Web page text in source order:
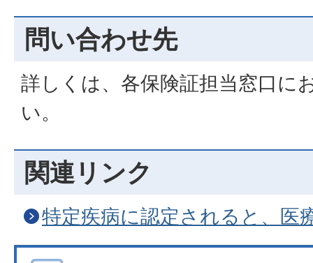
問い合わせ先
詳しくは、各保険証担当窓口に
い。
関連リンク
特定疾病に認定されると、医